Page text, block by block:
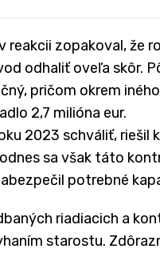
reakcii zopakoval, že
odhaliť oveľa skôr.
pričom okrem
2,7 milióna eur.
2023 schváliť, riešil
sa však táto
potrebné
riadiacich a
starostu.